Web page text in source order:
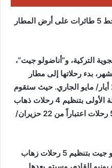
وتابع نائب رئيس الحكومة، أنه ستحط 5 طائرات على أرض المطار
التركية، و”أناضولو جيت”،
بدء رحلاتها إلى مطار
“أوردو – غيراسون”، اعتباراً من 22 أيار/ مايو الجاري. حيث ستقوم
الخطوط الجوية التركية في المرحلة الأولى بتنظيم 4 رحلات ذهاب
وإياب اسبوعياً، وسيتم رفعها إلى 5 رحلات اعتباراً من 22 حزيران/
ومن المقرر أن تقوم شركة أناضولو جيت بتنظيم 5 رحلات زهاب